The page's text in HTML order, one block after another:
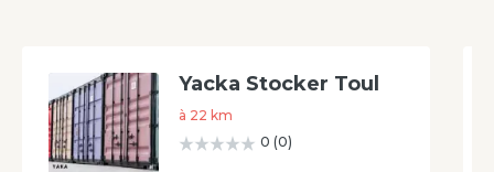
Yacka Stocker Toul
à 22 km
0 (0)